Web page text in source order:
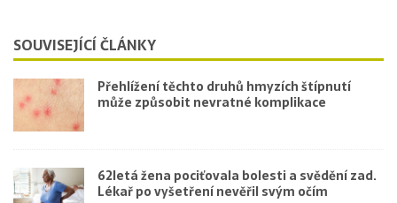
SOUVISEJÍCÍ ČLÁNKY
Přehlížení těchto druhů hmyzích štípnutí
může způsobit nevratné komplikace
62letá žena pociťovala bolesti a svědění zad.
Lékař po vyšetření nevěřil svým očím